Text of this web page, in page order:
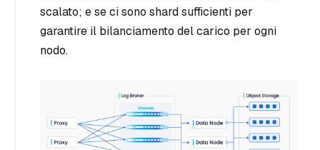
scalato; e se ci sono shard sufficienti per
garantire il bilanciamento del carico per ogni
nodo.